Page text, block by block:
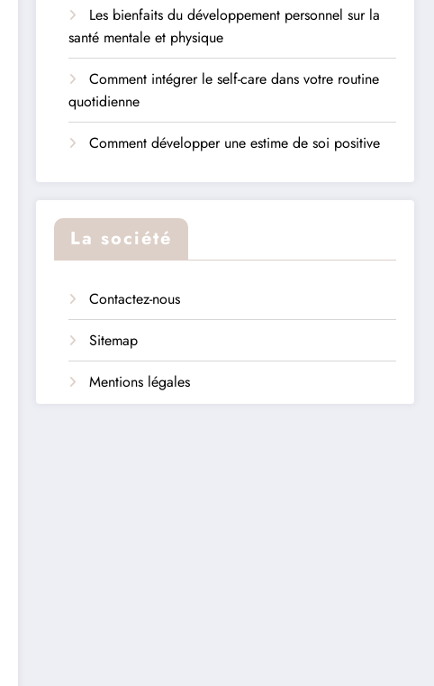
Les bienfaits du développement personnel sur la
santé mentale et physique
Comment intégrer le self-care dans votre routine
quotidienne
Comment développer une estime de soi positive
La société
Contactez-nous
Sitemap
Mentions légales